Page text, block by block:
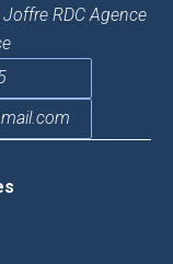
RDC Agence